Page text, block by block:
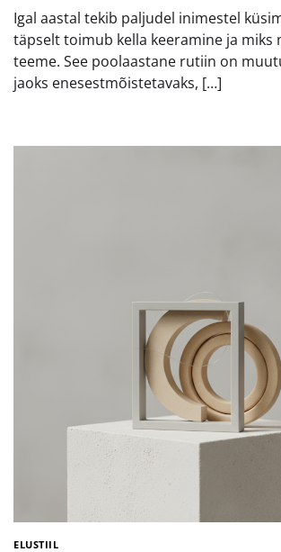
Igal aastal tekib paljudel inimestel
täpselt toimub kella keeramine ja miks
teeme. See poolaastane rutiin on
jaoks enesestmõistetavaks, […]
ELUSTIIL